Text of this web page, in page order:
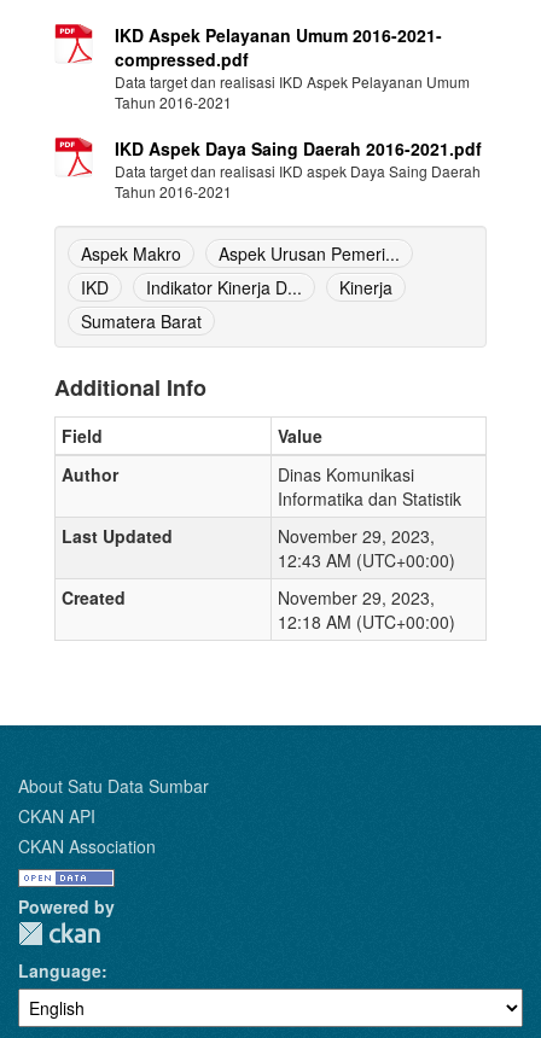
IKD Aspek Pelayanan Umum 2016-2021-
compressed.pdf
Data target dan realisasi IKD Aspek Pelayanan Umum
Tahun 2016-2021
IKD Aspek Daya Saing Daerah 2016-2021.pdf
Data target dan realisasi IKD aspek Daya Saing Daerah
Tahun 2016-2021
Aspek Makro
Aspek Urusan Pemeri...
IKD
Indikator Kinerja D...
Kinerja
Sumatera Barat
Additional Info
Field
Value
Author
Dinas Komunikasi
Informatika dan Statistik
Last Updated
November 29, 2023,
12:43 AM (UTC+00:00)
Created
November 29, 2023,
12:18 AM (UTC+00:00)
About Satu Data Sumbar
CKAN API
CKAN Association
Powered by
Language